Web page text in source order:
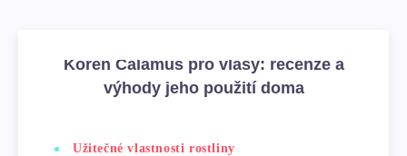
Kořen Calamus pro vlasy: recenze a
výhody jeho použití doma
Užitečné vlastnosti rostliny